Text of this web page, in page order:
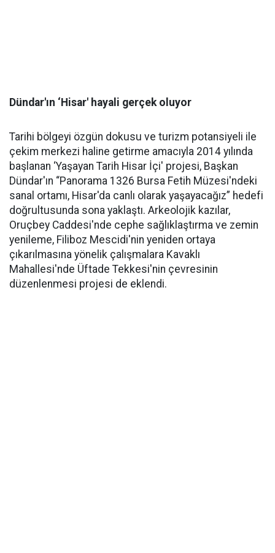
Dündar'ın ‘Hisar' hayali gerçek oluyor
Tarihi bölgeyi özgün dokusu ve turizm potansiyeli ile
çekim merkezi haline getirme amacıyla 2014 yılında
başlanan ‘Yaşayan Tarih Hisar İçi' projesi, Başkan
Dündar'ın “Panorama 1326 Bursa Fetih Müzesi'ndeki
sanal ortamı, Hisar'da canlı olarak yaşayacağız” hedefi
doğrultusunda sona yaklaştı. Arkeolojik kazılar,
Oruçbey Caddesi'nde cephe sağlıklaştırma ve zemin
yenileme, Filiboz Mescidi'nin yeniden ortaya
çıkarılmasına yönelik çalışmalara Kavaklı
Mahallesi'nde Üftade Tekkesi'nin çevresinin
düzenlenmesi projesi de eklendi.